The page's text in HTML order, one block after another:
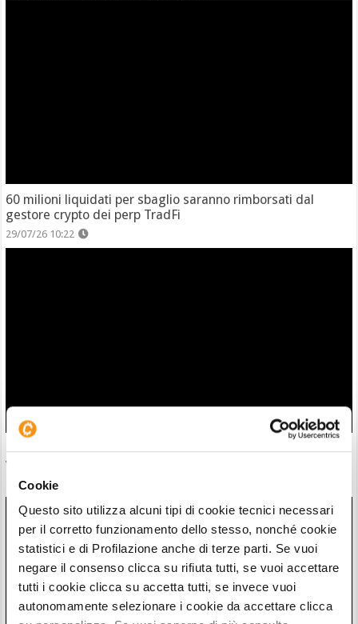
Cookie
Questo sito utilizza alcuni tipi di cookie tecnici necessari
per il corretto funzionamento dello stesso, nonché cookie
statistici e di Profilazione anche di terze parti. Se vuoi
negare il consenso clicca su rifiuta tutti, se vuoi accettare
tutti i cookie clicca su accetta tutti, se invece vuoi
autonomamente selezionare i cookie da accettare clicca
60 milioni liquidati per sbaglio saranno rimborsati dal
gestore crypto dei perp TradFi
29/07/26 10:22
Dal fallimento al +25,80% in borsa. Miner Bitcoin sposa AI e
vola in borsa
29/07/26 9:05